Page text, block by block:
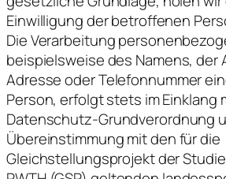
Einwilligung der betroffenen
Die Verarbeitung
beispielsweise des Namens, der
Adresse oder Telefonnummer
Person, erfolgt stets im Einklang
Datenschutz-Grundverordnung
Übereinstimmung mit den für die
Gleichstellungsprojekt der